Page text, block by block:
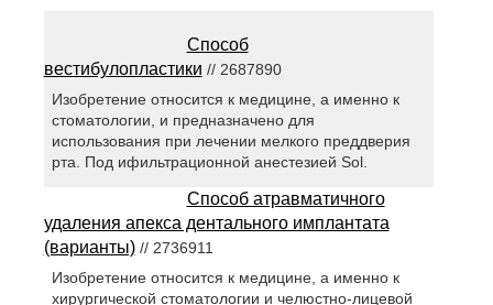
Способ
вестибулопластики // 2687890
Изобретение относится к медицине, а именно к
стоматологии, и предназначено для
использования при лечении мелкого преддверия
рта. Под ифильтрационной анестезией Sol.
Способ атравматичного
удаления апекса дентального имплантата
(варианты)// 2736911
Изобретение относится к медицине, а именно к
хирургической стоматологии и челюстно-лицевой